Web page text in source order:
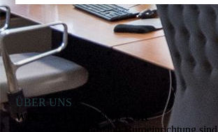
ÜBER UNS
WIR STELLEN UNS VOR
Wir von Jens Fuhrmann-Büroeinrichtung